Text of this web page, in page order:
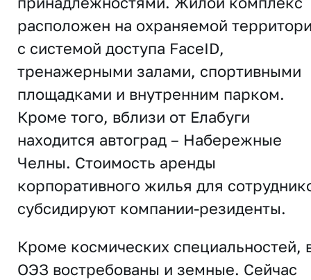
расположен на охраняемой
с системой доступа FaceID,
тренажерными залами, спортивными
площадками и внутренним парком.
Кроме того, вблизи от Елабуги
находится автоград – Набережные
Челны. Стоимость аренды
корпоративного жилья для
субсидируют компании-резиденты.
Кроме космических специальностей,
ОЭЗ востребованы и земные. Сейчас